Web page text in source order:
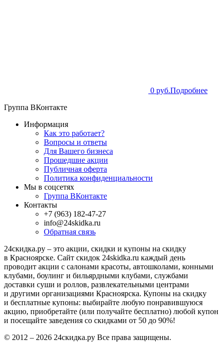
0 руб.Подробнее
Группа ВКонтакте
Информация
Как это работает?
Вопросы и ответы
Для Вашего бизнеса
Прошедшие акции
Политика конфиденциальности